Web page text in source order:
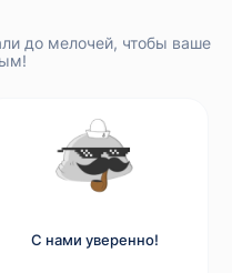
до мелочей, чтобы ваше
С нами уверенно!